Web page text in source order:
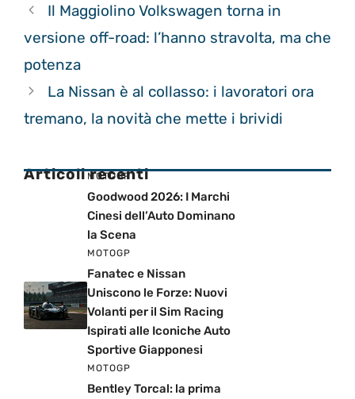
Il Maggiolino Volkswagen torna in
versione off-road: l’hanno stravolta, ma che
potenza
La Nissan è al collasso: i lavoratori ora
tremano, la novità che mette i brividi
Articoli recenti
MOTOGP
Goodwood 2026: I Marchi
Cinesi dell’Auto Dominano
la Scena
MOTOGP
Fanatec e Nissan
Uniscono le Forze: Nuovi
Volanti per il Sim Racing
Ispirati alle Iconiche Auto
Sportive Giapponesi
MOTOGP
Bentley Torcal: la prima